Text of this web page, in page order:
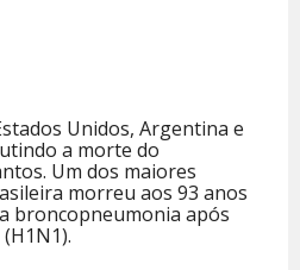
Unidos, Argentina e
a morte do
Um dos maiores
morreu aos 93 anos
broncopneumonia após